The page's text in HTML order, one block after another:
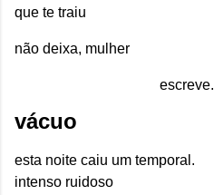
que te traiu
não deixa, mulher
escreve.
vácuo
esta noite caiu um temporal.
intenso ruidoso